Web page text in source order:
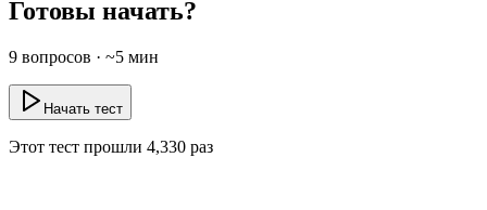
Готовы начать?
9 вопросов · ~5 мин
Начать тест
Этот тест прошли 4,330 раз